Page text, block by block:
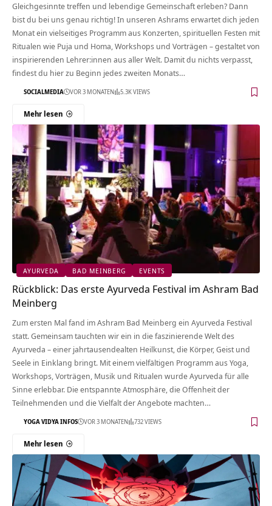
Gleichgesinnte treffen und lebendige Gemeinschaft erleben? Dann
bist du bei uns genau richtig! In unseren Ashrams erwartet dich jeden
Monat ein vielseitiges Programm aus Konzerten, spirituellen Festen mit
Ritualen wie Puja und Homa, Workshops und Vorträgen – gestaltet von
inspirierenden Lehrer:innen aus aller Welt. Damit du nichts verpasst,
findest du hier zu Beginn jedes zweiten Monats…
SOCIALMEDIA VOR 3 MONATEN 5.3K VIEWS
Mehr lesen
AYURVEDA BAD MEINBERG EVENTS
Rückblick: Das erste Ayurveda Festival im Ashram Bad
Meinberg
Zum ersten Mal fand im Ashram Bad Meinberg ein Ayurveda Festival
statt. Gemeinsam tauchten wir ein in die faszinierende Welt des
Ayurveda – einer jahrtausendealten Heilkunst, die Körper, Geist und
Seele in Einklang bringt. Mit einem vielfältigen Programm aus Yoga,
Workshops, Vorträgen, Musik und Ritualen wurde Ayurveda für alle
Sinne erlebbar. Die entspannte Atmosphäre, die Offenheit der
Teilnehmenden und die Vielfalt der Angebote machten…
YOGA VIDYA INFOS VOR 3 MONATEN 732 VIEWS
Mehr lesen